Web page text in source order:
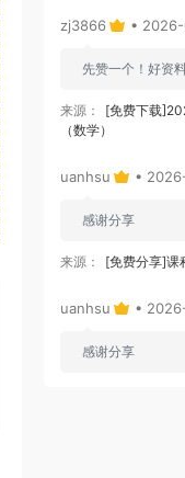
zj3866 •
先赞一个！好资
来源：
[免费下载
（数学）
uanhsu •
感谢分享
来源： [免费分享]课
uanhsu •
感谢分享